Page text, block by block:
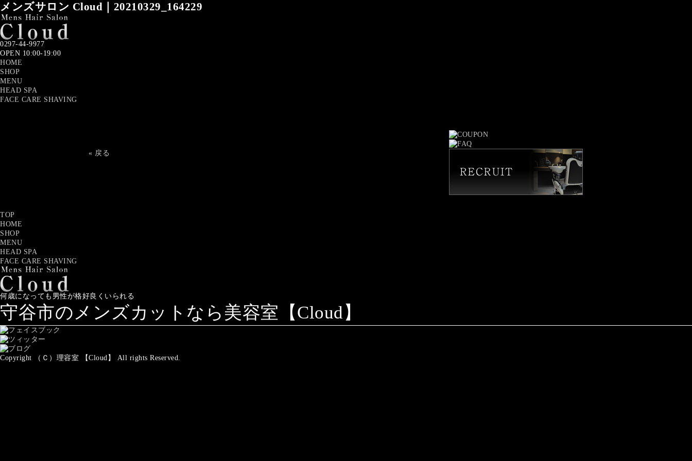
メンズサロン Cloud｜20210329_164229
0297-44-9977
OPEN 10:00-19:00
HOME
SHOP
MENU
HEAD SPA
FACE CARE SHAVING
« 戻る
TOP
HOME
SHOP
MENU
HEAD SPA
FACE CARE SHAVING
何歳になっても男性が格好良くいられる
守谷市のメンズカットなら美容室【Cloud】
Copyright （Ｃ）理容室 【Cloud】 All rights Reserved.